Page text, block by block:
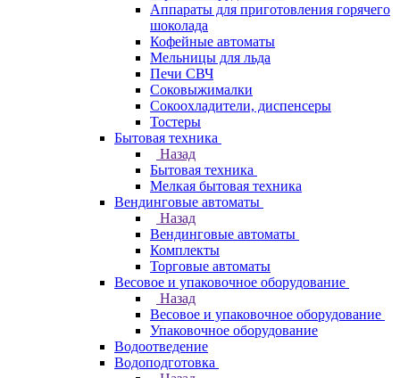
Аппараты для приготовления горячего
шоколада
Кофейные автоматы
Мельницы для льда
Печи СВЧ
Соковыжималки
Сокоохладители, диспенсеры
Тостеры
Бытовая техника
Назад
Бытовая техника
Мелкая бытовая техника
Вендинговые автоматы
Назад
Вендинговые автоматы
Комплекты
Торговые автоматы
Весовое и упаковочное оборудование
Назад
Весовое и упаковочное оборудование
Упаковочное оборудование
Водоотведение
Водоподготовка